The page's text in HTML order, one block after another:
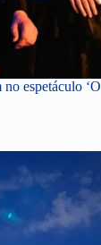
espetáculo ‘O